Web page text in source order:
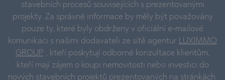
stavebních procesů souvisejících s prezentovanými
projekty. Za správné informace by měly být považovány
pouze ty, které byly obdrženy v oficiální e-mailové
komunikaci s našimi dodavateli ze sítě agentur LUXIMMO
GROUP , kteří poskytují odborné konzultace klientům,
kteří mají zájem o koupi nemovitosti nebo investici do
nových stavebních projektů prezentovaných na stránkách.